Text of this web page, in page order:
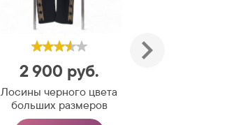
2 900 руб.
Лосины черного цвета
больших размеров